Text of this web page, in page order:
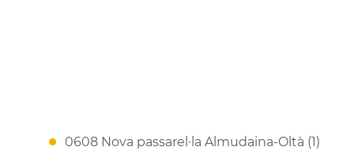
0608 Nova passarel·la Almudaina-Oltà (1)